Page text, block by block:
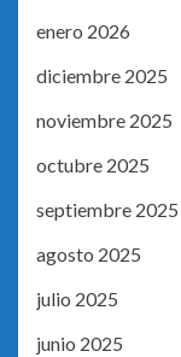
enero 2026
diciembre 2025
noviembre 2025
octubre 2025
septiembre 2025
agosto 2025
julio 2025
junio 2025